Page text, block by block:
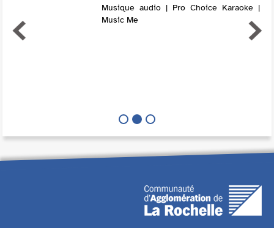
Musique audio | Pro Choice Karaoke |
Music Me